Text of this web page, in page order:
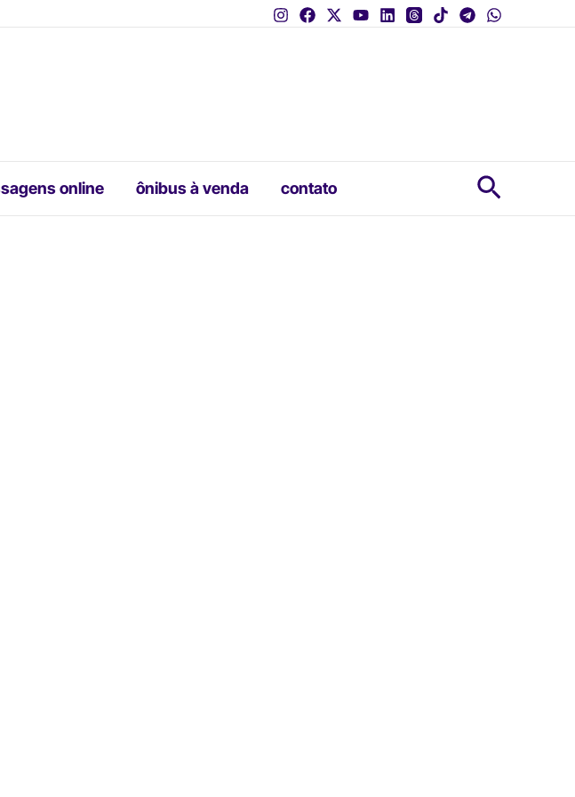
online ônibus à venda contato